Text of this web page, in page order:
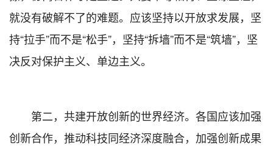
就没有破解不了的难题。应该坚持以开放求发展，坚
持“拉手”而不是“松手”，坚持“拆墙”而不是“筑墙”，坚
决反对保护主义、单边主义。
第二，共建开放创新的世界经济。各国应该加强
创新合作，推动科技同经济深度融合，加强创新成果